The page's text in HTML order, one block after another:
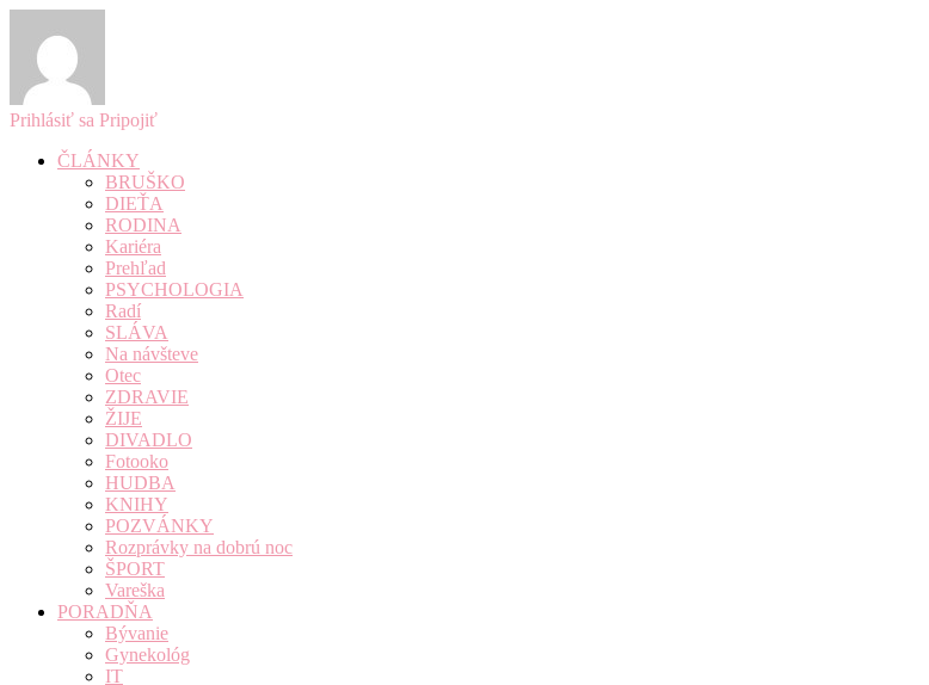
Prihlásiť sa Pripojiť
ČLÁNKY
BRUŠKO
DIEŤA
RODINA
Kariéra
Prehľad
PSYCHOLOGIA
Radí
SLÁVA
Na návšteve
Otec
ZDRAVIE
ŽIJE
DIVADLO
Fotooko
HUDBA
KNIHY
POZVÁNKY
Rozprávky na dobrú noc
ŠPORT
Vareška
PORADŇA
Bývanie
Gynekológ
IT